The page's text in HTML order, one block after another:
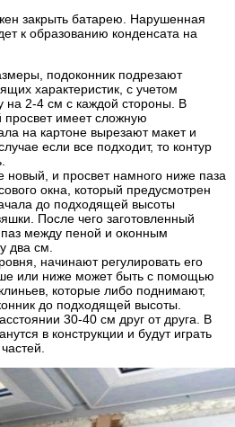
закрыть батарею. Нарушенная
к образованию конденсата на
подоконник подрезают
характеристик, с учетом
на 2-4 см с каждой стороны. В
просвет имеет сложную
на картоне вырезают макет и
если все подходит, то контур
новый, и просвет намного ниже паза
окна, который предусмотрен
до подходящей высоты
После чего заготовленный
паз между пеной и оконным
два см.
начинают регулировать его
или ниже может быть с помощью
которые либо поднимают,
до подходящей высоты.
30-40 см друг от друга. В
в конструкции и будут играть